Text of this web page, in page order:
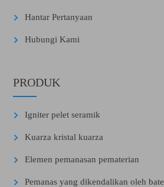
Hantar Pertanyaan
Hubungi Kami
PRODUK
Igniter pelet seramik
Kuarza kristal kuarza
Elemen pemanasan pematerian
Pemanas yang dikendalikan oleh